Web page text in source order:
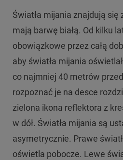
Światła mijania znajdują się
mają barwę białą. Od kilku
obowiązkowe przez całą
aby światła mijania
co najmniej 40 metrów
rozpoznać je na desce
zielona ikona reflektora z
w dół. Światła mijania są
asymetrycznie. Prawe
oświetla pobocze. Lewe